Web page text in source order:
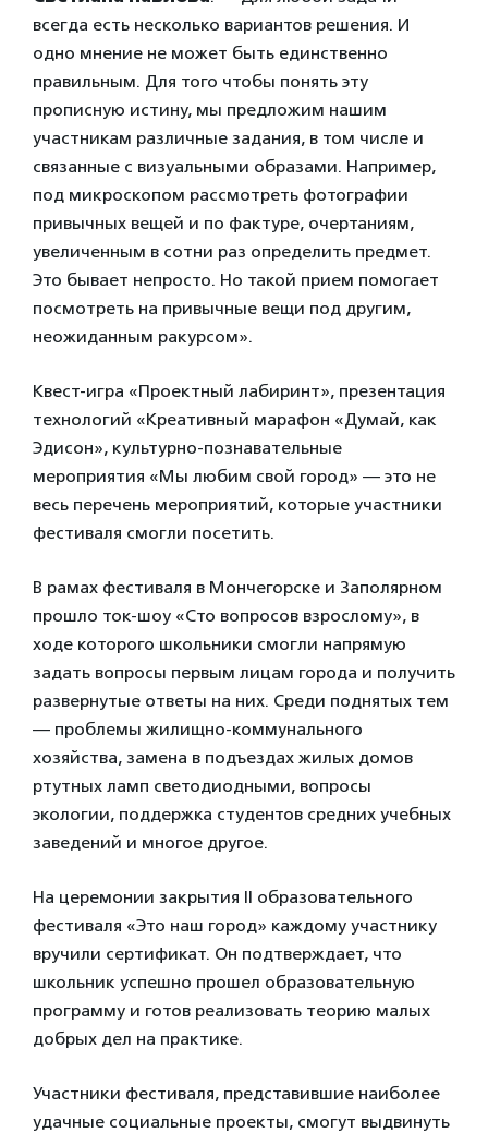
всегда есть несколько вариантов решения. И
одно мнение не может быть единственно
правильным. Для того чтобы понять эту
прописную истину, мы предложим нашим
участникам различные задания, в том числе и
связанные с визуальными образами. Например,
под микроскопом рассмотреть фотографии
привычных вещей и по фактуре, очертаниям,
увеличенным в сотни раз определить предмет.
Это бывает непросто. Но такой прием помогает
посмотреть на привычные вещи под другим,
неожиданным ракурсом».
Квест-игра «Проектный лабиринт», презентация
технологий «Креативный марафон «Думай, как
Эдисон», культурно-познавательные
мероприятия «Мы любим свой город» — это не
весь перечень мероприятий, которые участники
фестиваля смогли посетить.
В рамах фестиваля в Мончегорске и Заполярном
прошло ток-шоу «Сто вопросов взрослому», в
ходе которого школьники смогли напрямую
задать вопросы первым лицам города и получить
развернутые ответы на них. Среди поднятых тем
— проблемы жилищно-коммунального
хозяйства, замена в подъездах жилых домов
ртутных ламп светодиодными, вопросы
экологии, поддержка студентов средних учебных
заведений и многое другое.
На церемонии закрытия II образовательного
фестиваля «Это наш город» каждому участнику
вручили сертификат. Он подтверждает, что
школьник успешно прошел образовательную
программу и готов реализовать теорию малых
добрых дел на практике.
Участники фестиваля, представившие наиболее
удачные социальные проекты, смогут выдвинуть